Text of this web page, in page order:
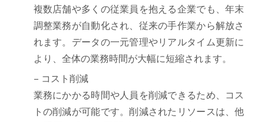
複数店舗や多くの従業員を抱える企業でも、年末
調整業務が自動化され、従来の手作業から解放さ
れます。データの一元管理やリアルタイム更新に
より、全体の業務時間が大幅に短縮されます。
– コスト削減
業務にかかる時間や人員を削減できるため、コス
トの削減が可能です。削減されたリソースは、他